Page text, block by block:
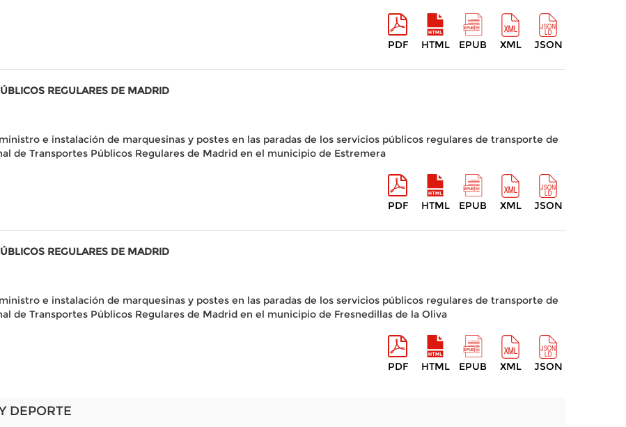
PDF HTML EPUB XML JSON
REGULARES DE MADRID
e instalación de marquesinas y postes en las paradas de los servicios públicos regulares de transporte de
de Transportes Públicos Regulares de Madrid en el municipio de Estremera
PDF HTML EPUB XML JSON
REGULARES DE MADRID
e instalación de marquesinas y postes en las paradas de los servicios públicos regulares de transporte de
de Transportes Públicos Regulares de Madrid en el municipio de Fresnedillas de la Oliva
PDF HTML EPUB XML JSON
DEPORTE